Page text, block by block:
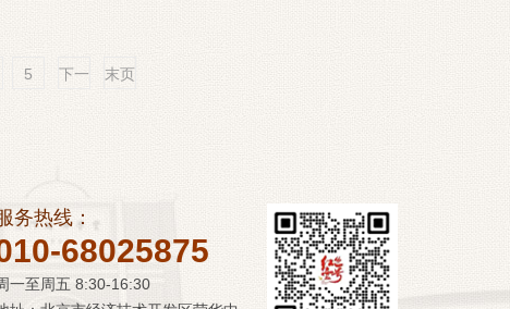
5
下一
末页
务热线：
68025875
一至周五 8:30-16:30